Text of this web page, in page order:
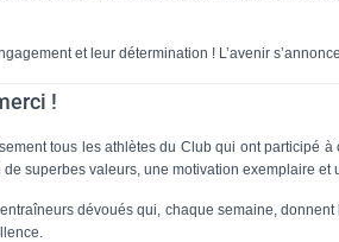
et leur détermination ! L’avenir
!
tous les athlètes du Club qui ont participé
superbes valeurs, une motivation exemplaire et
dévoués qui, chaque semaine,